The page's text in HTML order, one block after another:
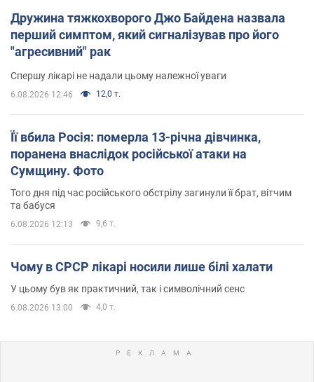
Дружина тяжкохворого Джо Байдена назвала
перший симптом, який сигналізував про його
"агресивний" рак
Спершу лікарі не надали цьому належної уваги
6.08.2026 12:46 12,0 т.
Її вбила Росія: померла 13-річна дівчинка,
поранена внаслідок російської атаки на
Сумщину. Фото
Того дня під час російського обстрілу загинули її брат, вітчим
та бабуся
6.08.2026 12:13 9,6 т.
Чому в СРСР лікарі носили лише білі халати
У цьому був як практичний, так і символічний сенс
6.08.2026 13:00 4,0 т.